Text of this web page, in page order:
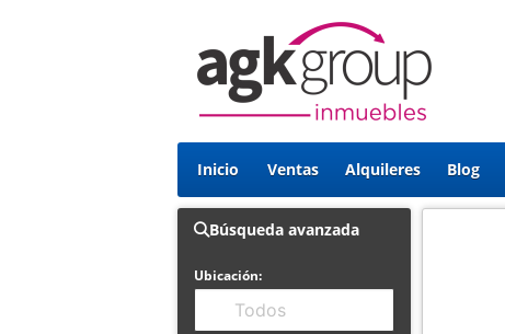
Inicio Ventas Alquileres Blog
Búsqueda avanzada
Ubicación: